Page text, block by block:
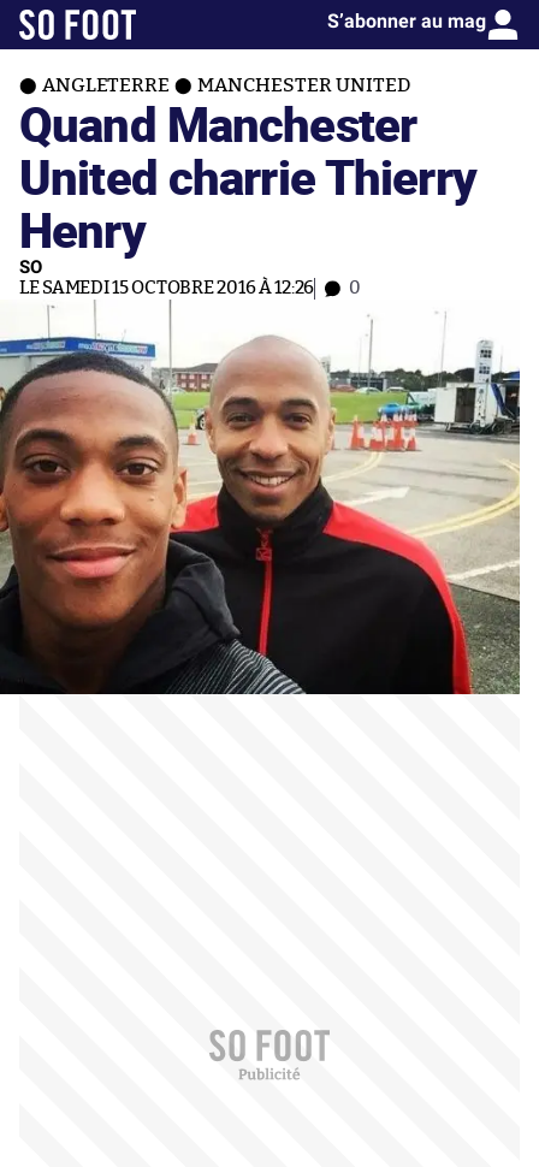
S’abonner au mag
ANGLETERRE MANCHESTER UNITED
Quand Manchester
United charrie Thierry
Henry
SO
LE SAMEDI 15 OCTOBRE 2016 À 12:26 0